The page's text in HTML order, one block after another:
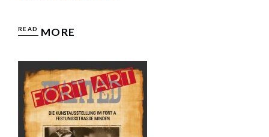
READ MORE